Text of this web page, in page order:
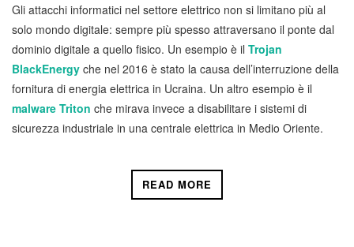
Gli attacchi informatici nel settore elettrico non si limitano più al
solo mondo digitale: sempre più spesso attraversano il ponte dal
dominio digitale a quello fisico. Un esempio è il Trojan
BlackEnergy che nel 2016 è stato la causa dell’interruzione della
fornitura di energia elettrica in Ucraina. Un altro esempio è il
malware Triton che mirava invece a disabilitare i sistemi di
sicurezza industriale in una centrale elettrica in Medio Oriente.
READ MORE